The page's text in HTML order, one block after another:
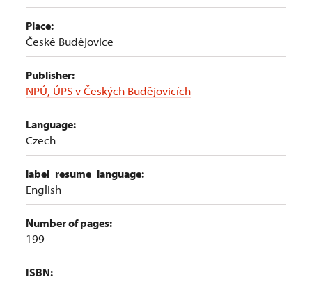
Place:
České Budějovice
Publisher:
NPÚ, ÚPS v Českých Budějovicích
Language:
Czech
label_resume_language:
English
Number of pages:
199
ISBN: